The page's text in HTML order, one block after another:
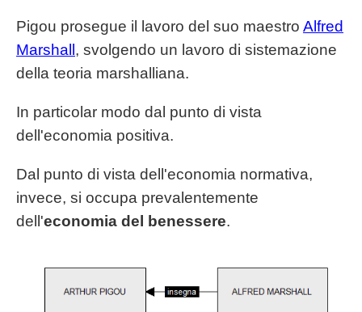
Pigou prosegue il lavoro del suo maestro Alfred
Marshall , svolgendo un lavoro di sistemazione
della teoria marshalliana.
In particolar modo dal punto di vista
dell'economia positiva.
Dal punto di vista dell'economia normativa,
invece, si occupa prevalentemente
dell'economia del benessere.